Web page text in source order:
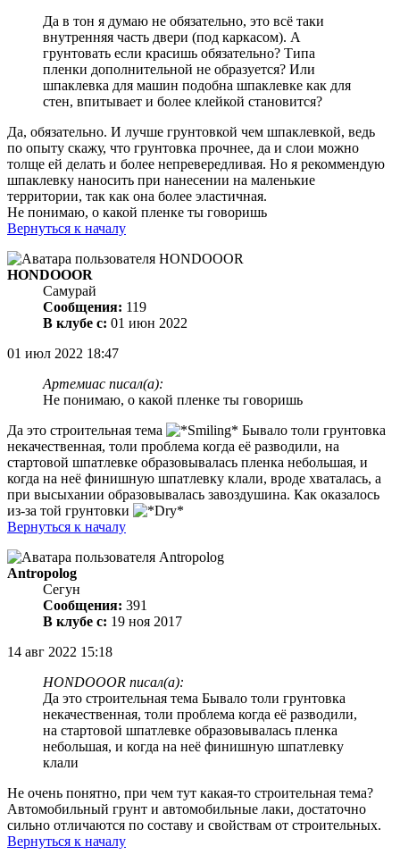
Да в тон я думаю не обязательно, это всё таки
внутренняя часть двери (под каркасом). А
грунтовать если красишь обязательно? Типа
пленки дополнительной не образуется? Или
шпаклевка для машин подобна шпаклевке как для
стен, впитывает и более клейкой становится?
Да, обязательно. И лучше грунтовкой чем шпаклевкой, ведь
по опыту скажу, что грунтовка прочнее, да и слои можно
толще ей делать и более непревередливая. Но я рекоммендую
шпаклевку наносить при нанесении на маленькие
территории, так как она более эластичная.
Не понимаю, о какой пленке ты говоришь
Вернуться к началу
HONDOOOR
Самурай
Сообщения: 119
В клубе с: 01 июн 2022
01 июл 2022 18:47
Артемиас писал(а):
Не понимаю, о какой пленке ты говоришь
Да это строительная тема
Бывало толи грунтовка
некачественная, толи проблема когда её разводили, на
стартовой шпатлевке образовывалась пленка небольшая, и
когда на неё финишную шпатлевку клали, вроде хваталась, а
при высыхании образовывалась завоздушина. Как оказалось
из-за той грунтовки
Вернуться к началу
Antropolog
Сегун
Сообщения: 391
В клубе с: 19 ноя 2017
14 авг 2022 15:18
HONDOOOR писал(а):
Да это строительная тема Бывало толи грунтовка
некачественная, толи проблема когда её разводили,
на стартовой шпатлевке образовывалась пленка
небольшая, и когда на неё финишную шпатлевку
клали
Не очень понятно, при чем тут какая-то строительная тема?
Автомобильный грунт и автомобильные лаки, достаточно
сильно отличаются по составу и свойствам от строительных.
Вернуться к началу